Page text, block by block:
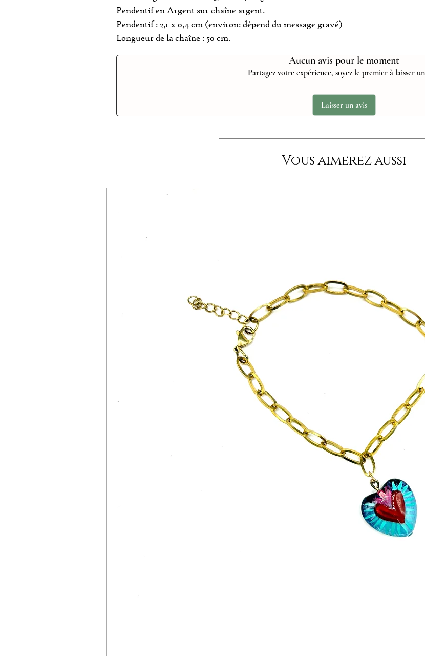
Pendentif en Argent sur chaîne argent.
Pendentif : 2,1 x 0,4 cm (environ: dépend du message gravé)
Longueur de la chaîne : 50 cm.
Aucun avis pour le moment
Partagez votre expérience, soyez le premier à laisser
Laisser un avis
Vous aimerez aussi